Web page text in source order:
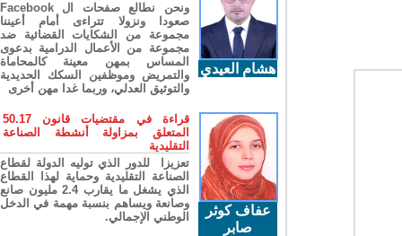
هشام العيدي
ونحن نطالع صفحات ال Facebook
صعودا ونزولا تتراءى أمام أعيننا
مجموعة من الشكايات القضائية ضد
مجموعة من الأعمال الدرامية بدعوى
المساس بمهن معينة كالمحاماة
والتمريض وموظفين السكك الحديدية
والتوثيق العدلي، وربما غدا مهن أخرى
عفاف كوثر
صابر
قراءة في مقتضيات قانون 50.17
المتعلق بمزاولة أنشطة الصناعة
التقليدية
تعزيزا للدور الذي توليه الدولة لقطاع
الصناعة التقليدية وحماية لهذا القطاع
الذي يشغل ما يقارب 2.4 مليون صانع
وصانعة ويساهم بنسبة مهمة في الدخل
الوطني الإجمالي.